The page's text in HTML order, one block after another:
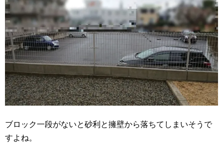
ブロック一段がないと砂利と擁壁から落ちてしまいそうで
すよね。